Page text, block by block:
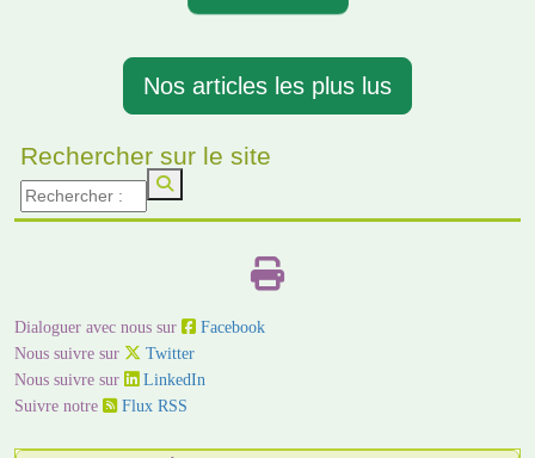
Nos articles les plus lus
Rechercher sur le site
Dialoguer avec nous sur
Facebook
Nous suivre sur
Twitter
Nous suivre sur
LinkedIn
Suivre notre
Flux RSS